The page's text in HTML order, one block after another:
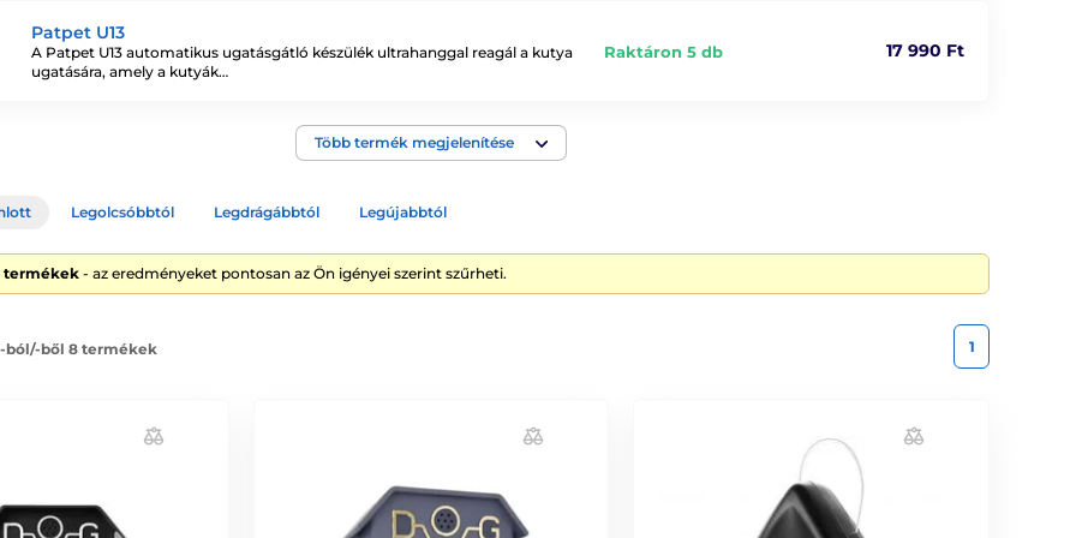
ultrahang sugárzásával akadályozzák meg a kutya ugatását vagy üvöltését a kertben vagy a lakásban.
kiválasztásában, Ügyfélszolgálatunk áll a rendelkezésére. Hívhat minket az alábbi telefonszámon: +420 216 216 106,
egymástól és szinte minden kutyafajtának más és más kutyanyakörv felel meg. Ezért készítettünk különleges
és 1 hónap próbaidő áll Ön és kutyája rendelkezésére! Amennyiben nem lesz elégedett a nyakörvvel, kicserélheti
használatával megakadályozható a nem kívánt ugatás. Az ugatás aktiválja a nyakörvet, mely rezgés, hangjelzés,
Patpet U13
A Patpet U13 automatikus ugatásgátló készülék ultrahanggal reagál a kutya
ugatására, amely a kutyák…
Raktáron 5 db 17 990 Ft
Több termék megjelenítése
Legolcsóbbtól Legdrágábbtól Legújabbtól
termékek - az eredményeket pontosan az Ön igényei szerint szűrheti.
ból/-ből 8 termékek 1